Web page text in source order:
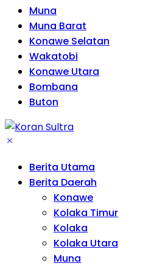
Muna
Muna Barat
Konawe Selatan
Wakatobi
Konawe Utara
Bombana
Buton
Berita Utama
Berita Daerah
Konawe
Kolaka Timur
Kolaka
Kolaka Utara
Muna